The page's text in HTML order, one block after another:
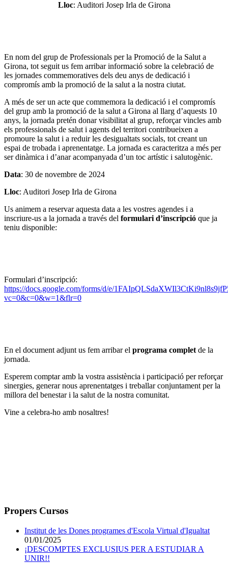
Lloc: Auditori Josep Irla de Girona
En nom del grup de Professionals per la Promoció de la Salut a
Girona, tot seguit us fem arribar informació sobre la celebració de
les jornades commemoratives dels deu anys de dedicació i
compromís amb la promoció de la salut a la nostra ciutat.
A més de ser un acte que commemora la dedicació i el compromís
del grup amb la promoció de la salut a Girona al llarg d’aquests 10
anys, la jornada pretén donar visibilitat al grup, reforçar vincles amb
els professionals de salut i agents del territori contribueixen a
promoure la salut i a reduir les desigualtats socials, tot creant un
espai de trobada i aprenentatge. La jornada es caracteritza a més per
ser dinàmica i d’anar acompanyada d’un toc artístic i salutogènic.
Data: 30 de novembre de 2024
Lloc: Auditori Josep Irla de Girona
Us animem a reservar aquesta data a les vostres agendes i a
inscriure-us a la jornada a través del formulari d’inscripció que ja
teniu disponible:
Formulari d’inscripció:
https://docs.google.com/forms/d/e/
vc=0&c=0&w=1&flr=0
En el document adjunt us fem arribar el programa complet de la
jornada.
Esperem comptar amb la vostra assistència i participació per reforçar
sinergies, generar nous aprenentatges i treballar conjuntament per la
millora del benestar i la salut de la nostra comunitat.
Vine a celebra-ho amb nosaltres!
Propers Cursos
Institut de les Dones programes d'Escola Virtual d'Igualtat
01/01/2025
¡DESCOMPTES EXCLUSIUS PER A ESTUDIAR A
UNIR!!